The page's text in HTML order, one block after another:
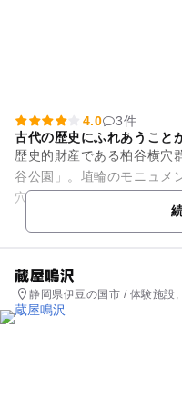
4.0
3件
古代の歴史にふれあうこと
歴史的財産である柏谷横穴
谷公園」。埴輪のモニュメ
穴住居と高床倉庫、一部が
とともに古代の歴史にふ...
蔵屋鳴沢
静岡県伊豆の国市 / 体験施設